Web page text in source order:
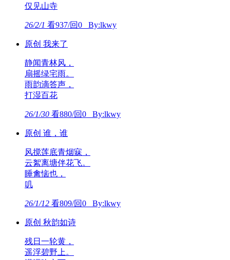
仅见山寺
26/2/1 看937/回0 By:lkwy
原创 我来了
静闻青林风，
扇摇绿宅雨。
雨韵滴答声，
打湿百花
26/1/30 看880/回0 By:lkwy
原创 谁，谁
风搅莲底青烟寐，
云絮离塘伴花飞。
睡禽恼也，
叽
26/1/12 看809/回0 By:lkwy
原创 秋韵如诗
残日一轮黄，
遥浮碧野上。